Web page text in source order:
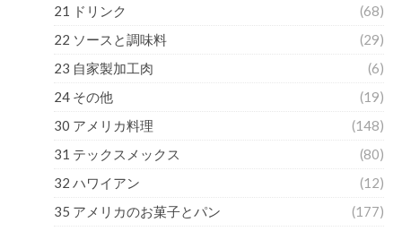
21 ドリンク
(68)
22 ソースと調味料
(29)
23 自家製加工肉
(6)
24 その他
(19)
30 アメリカ料理
(148)
31 テックスメックス
(80)
32 ハワイアン
(12)
35 アメリカのお菓子とパン
(177)